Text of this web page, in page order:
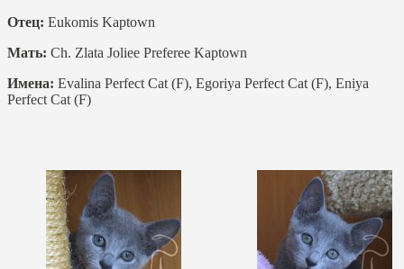
Отец: Eukomis Kaptown
Мать: Ch. Zlata Joliee Preferee Kaptown
Имена: Evalina Perfect Cat (F), Egoriya Perfect Cat (F), Eniya
Perfect Cat (F)